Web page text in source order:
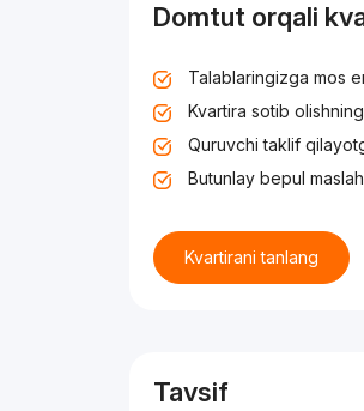
Domtut orqali
Talablaringizga mos
Kvartira sotib
Quruvchi taklif
Butunlay bepul
Kvartirani tanlang
Tavsif